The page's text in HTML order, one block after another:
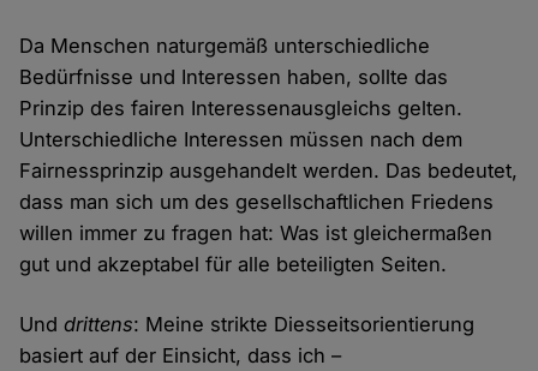
Da Menschen naturgemäß unterschiedliche
Bedürfnisse und Interessen haben, sollte das
Prinzip des fairen Interessenausgleichs gelten.
Unterschiedliche Interessen müssen nach dem
Fairnessprinzip ausgehandelt werden. Das bedeutet,
dass man sich um des gesellschaftlichen Friedens
willen immer zu fragen hat: Was ist gleichermaßen
gut und akzeptabel für alle beteiligten Seiten.
Unddrittens: Meine strikte Diesseitsorientierung
basiert auf der Einsicht, dass ich –